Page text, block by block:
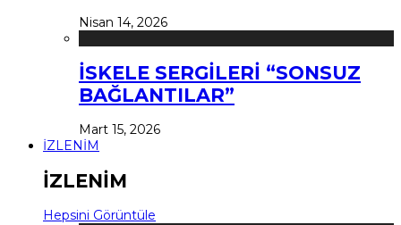
Nisan 14, 2026
İSKELE SERGİLERİ “SONSUZ
BAĞLANTILAR”
Mart 15, 2026
İZLENİM
İZLENİM
Hepsini Görüntüle